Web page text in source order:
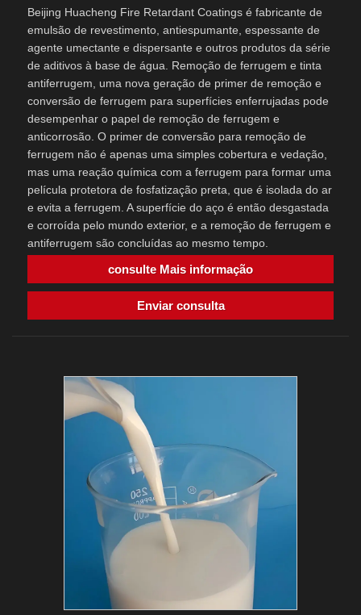
Beijing Huacheng Fire Retardant Coatings é fabricante de
emulsão de revestimento, antiespumante, espessante de
agente umectante e dispersante e outros produtos da série
de aditivos à base de água. Remoção de ferrugem e tinta
antiferrugem, uma nova geração de primer de remoção e
conversão de ferrugem para superfícies enferrujadas pode
desempenhar o papel de remoção de ferrugem e
anticorrosão. O primer de conversão para remoção de
ferrugem não é apenas uma simples cobertura e vedação,
mas uma reação química com a ferrugem para formar uma
película protetora de fosfatização preta, que é isolada do ar
e evita a ferrugem. A superfície do aço é então desgastada
e corroída pelo mundo exterior, e a remoção de ferrugem e
antiferrugem são concluídas ao mesmo tempo.
consulte Mais informação
Enviar consulta